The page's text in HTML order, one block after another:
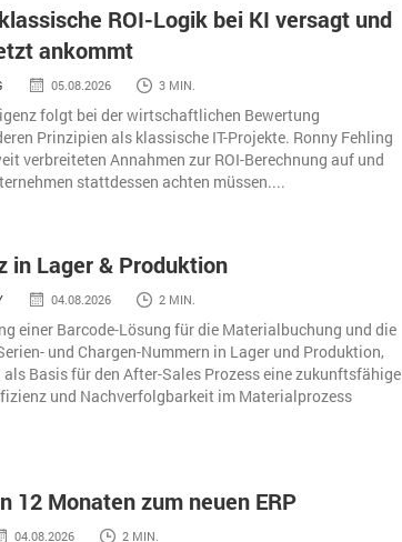
ROI-Logik bei KI versagt und
ankommt
05.08.2026 3 MIN.
folgt bei der wirtschaftlichen Bewertung
Prinzipien als klassische IT-Projekte. Ronny Fehling
verbreiteten Annahmen zur ROI-Berechnung auf und
stattdessen achten müssen....
in Lager & Produktion
04.08.2026 2 MIN.
einer Barcode-Lösung für die Materialbuchung und die
und Chargen-Nummern in Lager und Produktion,
als Basis für den After-Sales Prozess eine zukunftsfähige
und Nachverfolgbarkeit im Materialprozess
12 Monaten zum neuen ERP
04.08.2026 2 MIN.